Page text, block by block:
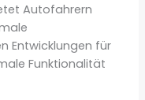
Autofahrern
Entwicklungen für
Funktionalität